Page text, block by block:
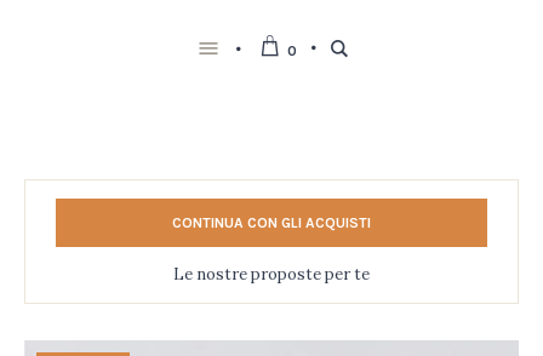
0
CONTINUA CON GLI ACQUISTI
Le nostre proposte per te